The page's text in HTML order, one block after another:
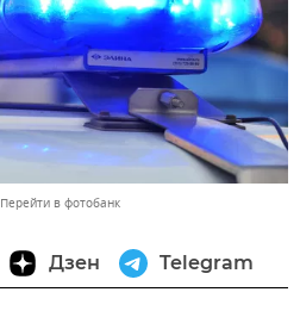
Перейти в фотобанк
Дзен Telegram